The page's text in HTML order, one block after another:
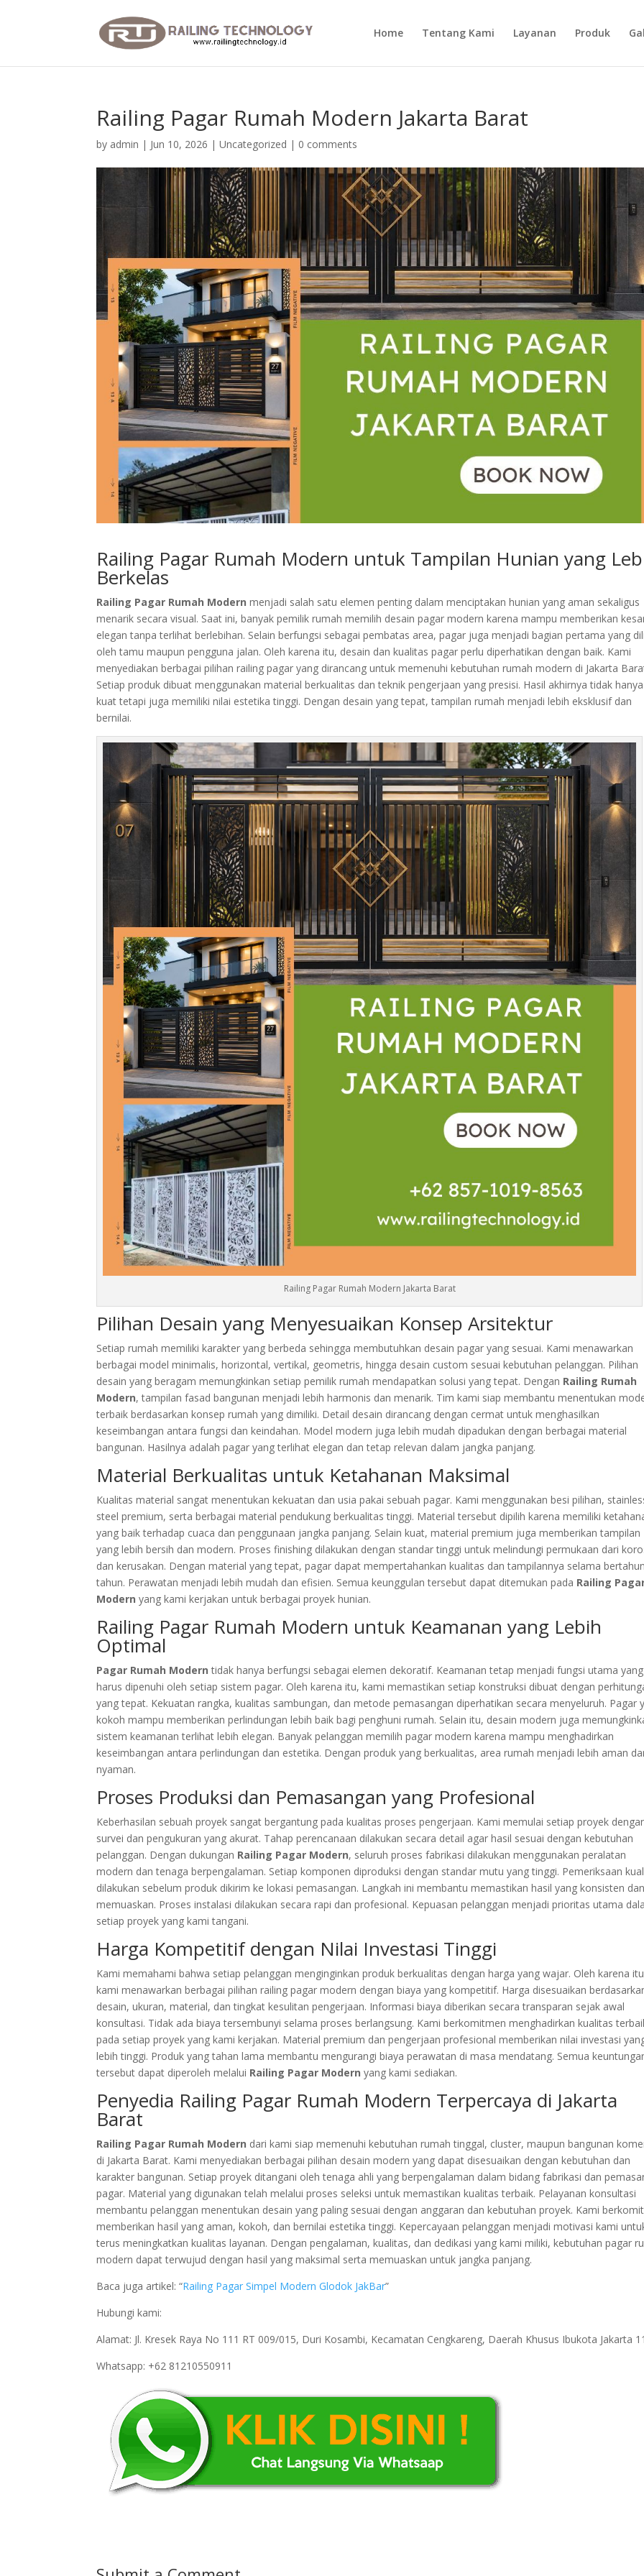
Home Tentang Kami Layanan Produk
Railing Pagar Rumah Modern Jakarta Barat
by admin | Jun 10, 2026 |Uncategorized | 0 comments
Railing Pagar Rumah Modern untuk Tampilan Hunian yang
Berkelas
Railing Pagar Rumah Modern menjadi salah satu elemen penting dalam menciptakan hunian yang aman sekaligus
menarik secara visual. Saat ini, banyak pemilik rumah memilih desain pagar modern karena mampu memberikan
elegan tanpa terlihat berlebihan. Selain berfungsi sebagai pembatas area, pagar juga menjadi bagian pertama yang
oleh tamu maupun pengguna jalan. Oleh karena itu, desain dan kualitas pagar perlu diperhatikan dengan baik. Kami
menyediakan berbagai pilihan railing pagar yang dirancang untuk memenuhi kebutuhan rumah modern di Jakarta
Setiap produk dibuat menggunakan material berkualitas dan teknik pengerjaan yang presisi. Hasil akhirnya tidak hanya
kuat tetapi juga memiliki nilai estetika tinggi. Dengan desain yang tepat, tampilan rumah menjadi lebih eksklusif dan
bernilai.
Railing Pagar Rumah Modern Jakarta Barat
Pilihan Desain yang Menyesuaikan Konsep Arsitektur
Setiap rumah memiliki karakter yang berbeda sehingga membutuhkan desain pagar yang sesuai. Kami menawarkan
berbagai model minimalis, horizontal, vertikal, geometris, hingga desain custom sesuai kebutuhan pelanggan. Pilihan
desain yang beragam memungkinkan setiap pemilik rumah mendapatkan solusi yang tepat. Dengan Railing Rumah
Modern, tampilan fasad bangunan menjadi lebih harmonis dan menarik. Tim kami siap membantu menentukan
terbaik berdasarkan konsep rumah yang dimiliki. Detail desain dirancang dengan cermat untuk menghasilkan
keseimbangan antara fungsi dan keindahan. Model modern juga lebih mudah dipadukan dengan berbagai material
bangunan. Hasilnya adalah pagar yang terlihat elegan dan tetap relevan dalam jangka panjang.
Material Berkualitas untuk Ketahanan Maksimal
Kualitas material sangat menentukan kekuatan dan usia pakai sebuah pagar. Kami menggunakan besi pilihan,
steel premium, serta berbagai material pendukung berkualitas tinggi. Material tersebut dipilih karena memiliki
yang baik terhadap cuaca dan penggunaan jangka panjang. Selain kuat, material premium juga memberikan tampilan
yang lebih bersih dan modern. Proses finishing dilakukan dengan standar tinggi untuk melindungi permukaan dari
dan kerusakan. Dengan material yang tepat, pagar dapat mempertahankan kualitas dan tampilannya selama
tahun. Perawatan menjadi lebih mudah dan efisien. Semua keunggulan tersebut dapat ditemukan pada Railing
Modern yang kami kerjakan untuk berbagai proyek hunian.
Railing Pagar Rumah Modern untuk Keamanan yang Lebih
Optimal
Pagar Rumah Modern tidak hanya berfungsi sebagai elemen dekoratif. Keamanan tetap menjadi fungsi utama yang
harus dipenuhi oleh setiap sistem pagar. Oleh karena itu, kami memastikan setiap konstruksi dibuat dengan
yang tepat. Kekuatan rangka, kualitas sambungan, dan metode pemasangan diperhatikan secara menyeluruh. Pagar
kokoh mampu memberikan perlindungan lebih baik bagi penghuni rumah. Selain itu, desain modern juga
sistem keamanan terlihat lebih elegan. Banyak pelanggan memilih pagar modern karena mampu menghadirkan
keseimbangan antara perlindungan dan estetika. Dengan produk yang berkualitas, area rumah menjadi lebih aman
nyaman.
Proses Produksi dan Pemasangan yang Profesional
Keberhasilan sebuah proyek sangat bergantung pada kualitas proses pengerjaan. Kami memulai setiap proyek
survei dan pengukuran yang akurat. Tahap perencanaan dilakukan secara detail agar hasil sesuai dengan kebutuhan
pelanggan. Dengan dukungan Railing Pagar Modern, seluruh proses fabrikasi dilakukan menggunakan peralatan
modern dan tenaga berpengalaman. Setiap komponen diproduksi dengan standar mutu yang tinggi. Pemeriksaan
dilakukan sebelum produk dikirim ke lokasi pemasangan. Langkah ini membantu memastikan hasil yang konsisten
memuaskan. Proses instalasi dilakukan secara rapi dan profesional. Kepuasan pelanggan menjadi prioritas utama
setiap proyek yang kami tangani.
Harga Kompetitif dengan Nilai Investasi Tinggi
Kami memahami bahwa setiap pelanggan menginginkan produk berkualitas dengan harga yang wajar. Oleh karena
kami menawarkan berbagai pilihan railing pagar modern dengan biaya yang kompetitif. Harga disesuaikan
desain, ukuran, material, dan tingkat kesulitan pengerjaan. Informasi biaya diberikan secara transparan sejak awal
konsultasi. Tidak ada biaya tersembunyi selama proses berlangsung. Kami berkomitmen menghadirkan kualitas
pada setiap proyek yang kami kerjakan. Material premium dan pengerjaan profesional memberikan nilai investasi
lebih tinggi. Produk yang tahan lama membantu mengurangi biaya perawatan di masa mendatang. Semua
tersebut dapat diperoleh melalui Railing Pagar Modern yang kami sediakan.
Penyedia Railing Pagar Rumah Modern Terpercaya di Jakarta
Barat
Railing Pagar Rumah Modern dari kami siap memenuhi kebutuhan rumah tinggal, cluster, maupun bangunan
di Jakarta Barat. Kami menyediakan berbagai pilihan desain modern yang dapat disesuaikan dengan kebutuhan dan
karakter bangunan. Setiap proyek ditangani oleh tenaga ahli yang berpengalaman dalam bidang fabrikasi dan
pagar. Material yang digunakan telah melalui proses seleksi untuk memastikan kualitas terbaik. Pelayanan konsultasi
membantu pelanggan menentukan desain yang paling sesuai dengan anggaran dan kebutuhan proyek. Kami
memberikan hasil yang aman, kokoh, dan bernilai estetika tinggi. Kepercayaan pelanggan menjadi motivasi kami
terus meningkatkan kualitas layanan. Dengan pengalaman, kualitas, dan dedikasi yang kami miliki, kebutuhan pagar
modern dapat terwujud dengan hasil yang maksimal serta memuaskan untuk jangka panjang.
Baca juga artikel: “Railing Pagar Simpel Modern Glodok JakBar”
Hubungi kami:
Alamat: Jl. Kresek Raya No 111 RT 009/015, Duri Kosambi, Kecamatan Cengkareng, Daerah Khusus Ibukota Jakarta
Whatsapp: +62 81210550911